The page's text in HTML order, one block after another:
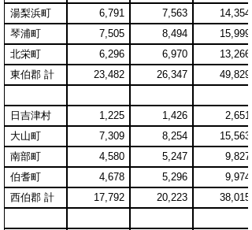
湯梨浜町
6,791 7,563
14,354
琴浦町
7,505 8,494
15,999
北栄町
6,296 6,970
13,266
東伯郡 計
23,482 26,347 49,829
日吉津村 1,225 1,426
2,651
大山町
7,309 8,254
15,563
南部町
4,580 5,247
9,827
伯耆町
4,678 5,296
9,974
西伯郡 計
17,792 20,223 38,015